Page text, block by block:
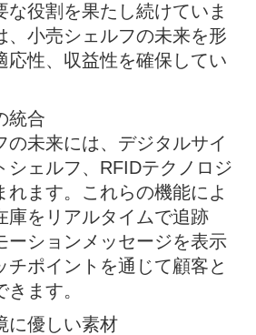
な役割を果たし続けていま
、小売シェルフの未来を形
応性、収益性を確保してい
統合
の未来には、デジタルサイ
シェルフ、RFIDテクノロジ
れます。これらの機能によ
庫をリアルタイムで追跡
ーションメッセージを表示
チポイントを通じて顧客と
ます。
に優しい素材